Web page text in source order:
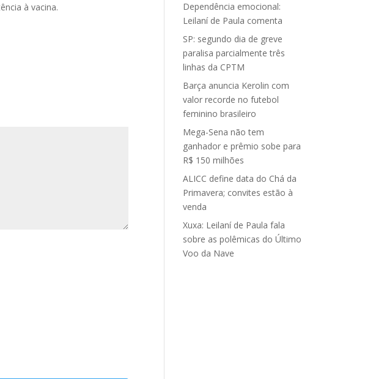
à vacina.
Dependência emocional:
Leilaní de Paula comenta
SP: segundo dia de greve
paralisa parcialmente três
linhas da CPTM
Barça anuncia Kerolin com
valor recorde no futebol
feminino brasileiro
Mega-Sena não tem
ganhador e prêmio sobe para
R$ 150 milhões
ALICC define data do Chá da
Primavera; convites estão à
venda
Xuxa: Leilaní de Paula fala
sobre as polêmicas do Último
Voo da Nave